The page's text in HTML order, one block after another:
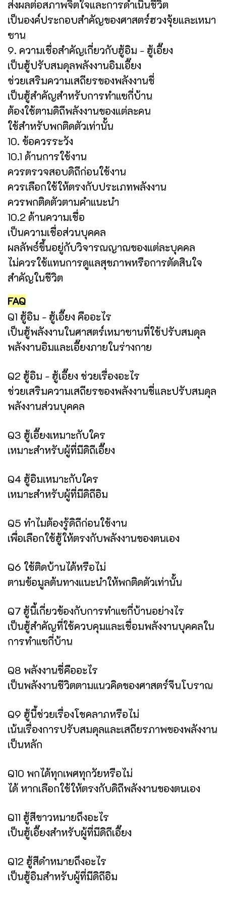
ส่งผลต่อสภาพจิตใจและการดำเนินชีวิต
เป็นองค์ประกอบสำคัญของศาสตร์ฮวงจุ้ยและเหมา
ซาน
9. ความเชื่อสำคัญเกี่ยวกับฮู้อิม - ฮู้เอี๊ยง
เป็นฮู้ปรับสมดุลพลังงานอิมเอี๊ยง
ช่วยเสริมความเสถียรของพลังงานชี่
เป็นฮู้สำคัญสำหรับการทำแซกี่บ้าน
ต้องใช้ตามดิถีพลังงานของแต่ละคน
ใช้สำหรับพกติดตัวเท่านั้น
10. ข้อควรระวัง
10.1 ด้านการใช้งาน
ควรตรวจสอบดิถีก่อนใช้งาน
ควรเลือกใช้ให้ตรงกับประเภทพลังงาน
ควรพกติดตัวตามคำแนะนำ
10.2 ด้านความเชื่อ
เป็นความเชื่อส่วนบุคคล
ผลลัพธ์ขึ้นอยู่กับวิจารณญาณของแต่ละบุคคล
ไม่ควรใช้แทนการดูแลสุขภาพหรือการตัดสินใจ
สำคัญในชีวิต
FAQ
Q1 ฮู้อิม - ฮู้เอี๊ยง คืออะไร
เป็นฮู้พลังงานในศาสตร์เหมาซานที่ใช้ปรับสมดุล
พลังงานอิมและเอี๊ยงภายในร่างกาย
Q2 ฮู้อิม - ฮู้เอี๊ยง ช่วยเรื่องอะไร
ช่วยเสริมความเสถียรของพลังงานชี่และปรับสมดุล
พลังงานส่วนบุคคล
Q3 ฮู้เอี๊ยงเหมาะกับใคร
เหมาะสำหรับผู้ที่มีดิถีเอี๊ยง
Q4 ฮู้อิมเหมาะกับใคร
เหมาะสำหรับผู้ที่มีดิถีอิม
Q5 ทำไมต้องรู้ดิถีก่อนใช้งาน
เพื่อเลือกใช้ฮู้ให้ตรงกับพลังงานของตนเอง
Q6 ใช้ติดบ้านได้หรือไม่
ตามข้อมูลต้นทางแนะนำให้พกติดตัวเท่านั้น
Q7 ฮู้นี้เกี่ยวข้องกับการทำแซกี่บ้านอย่างไร
เป็นฮู้สำคัญที่ใช้ควบคุมและเชื่อมพลังงานบุคคลใน
การทำแซกี่บ้าน
Q8 พลังงานชี่คืออะไร
เป็นพลังงานชีวิตตามแนวคิดของศาสตร์จีนโบราณ
Q9 ฮู้นี้ช่วยเรื่องโชคลาภหรือไม่
เน้นเรื่องการปรับสมดุลและเสถียรภาพของพลังงาน
เป็นหลัก
Q10 พกได้ทุกเพศทุกวัยหรือไม่
ได้ หากเลือกใช้ให้ตรงกับดิถีพลังงานของตนเอง
Q11 ฮู้สีขาวหมายถึงอะไร
เป็นฮู้เอี๊ยงสำหรับผู้ที่มีดิถีเอี๊ยง
Q12 ฮู้สีดำหมายถึงอะไร
เป็นฮู้อิมสำหรับผู้ที่มีดิถีอิม